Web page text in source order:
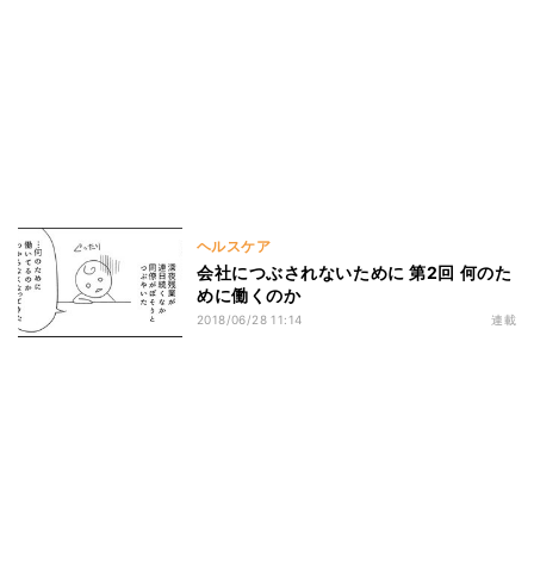
ヘルスケア
会社につぶされないために 第2回 何のた
めに働くのか
2018/06/28 11:14 連載